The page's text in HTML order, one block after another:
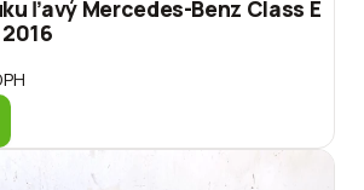
ľavý Mercedes-Benz Class E